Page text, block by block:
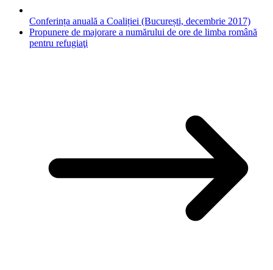
Conferința anuală a Coaliției (București, decembrie 2017)
Propunere de majorare a numărului de ore de limba română
pentru refugiaţi